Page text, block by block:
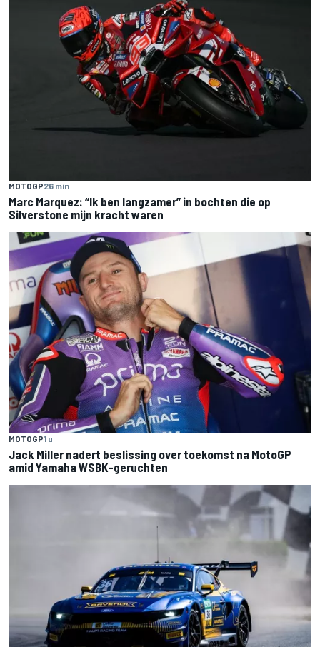
MOTOGP26 min
Marc Marquez: “Ik ben langzamer” in bochten die op
Silverstone mijn kracht waren
MOTOGP1 u
Jack Miller nadert beslissing over toekomst na MotoGP
amid Yamaha WSBK-geruchten